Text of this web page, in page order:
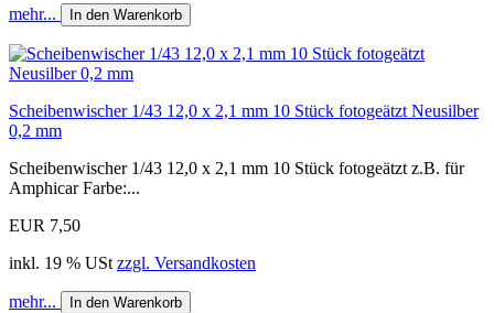
mehr... In den Warenkorb
Scheibenwischer 1/43 12,0 x 2,1 mm 10 Stück fotogeätzt Neusilber
0,2 mm
Scheibenwischer 1/43 12,0 x 2,1 mm 10 Stück fotogeätzt z.B. für
Amphicar Farbe:...
EUR 7,50
inkl. 19 % USt zzgl. Versandkosten
mehr... In den Warenkorb